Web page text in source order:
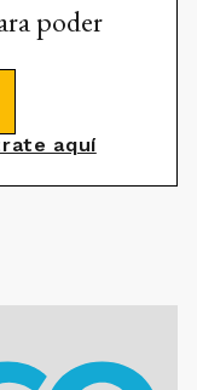
poder
aquí